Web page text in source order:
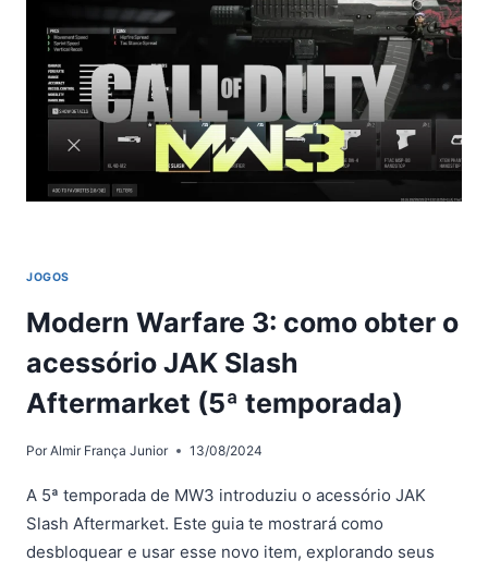
DESBLOQUEAR
O
JAK
WIDEMOUTH
BARREL?
JOGOS
Modern Warfare 3: como obter o
acessório JAK Slash
Aftermarket (5ª temporada)
Por Almir França Junior 13/08/2024
A 5ª temporada de MW3 introduziu o acessório JAK
Slash Aftermarket. Este guia te mostrará como
desbloquear e usar esse novo item, explorando seus